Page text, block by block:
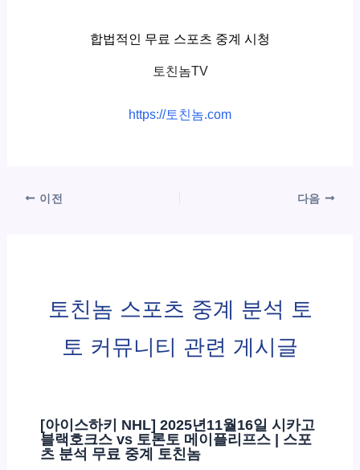
합법적인 무료 스포츠 중계 시청
토친놈TV
https://토친놈.com
이전 다음
토친놈 스포츠 중계 분석 토
토 커뮤니티 관련 게시글
[아이스하키 NHL] 2025년11월16일 시카고
블랙호크스 vs 토론토 메이플리프스 | 스포
츠 분석 무료 중계 토친놈